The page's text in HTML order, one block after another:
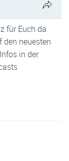
für Euch da
den neuesten
in der